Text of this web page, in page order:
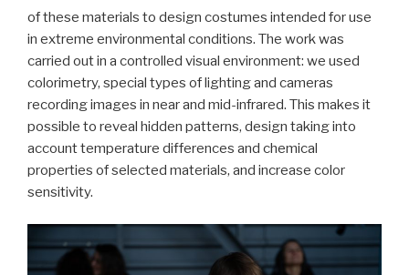
of these materials to design costumes intended for use
in extreme environmental conditions. The work was
carried out in a controlled visual environment: we used
colorimetry, special types of lighting and cameras
recording images in near and mid-infrared. This makes it
possible to reveal hidden patterns, design taking into
account temperature differences and chemical
properties of selected materials, and increase color
sensitivity.